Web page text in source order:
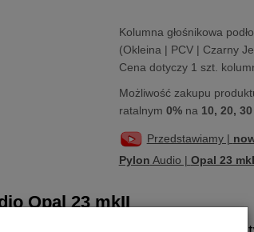
Kolumna głośnikowa
(Okleina | PCV | Czarny
Cena dotyczy 1 szt.
Możliwość zakupu
ratalnym 0%na 10, 20,
Przedstawiamy |
Pylon Audio | Opal 23
Opal 23 mkII